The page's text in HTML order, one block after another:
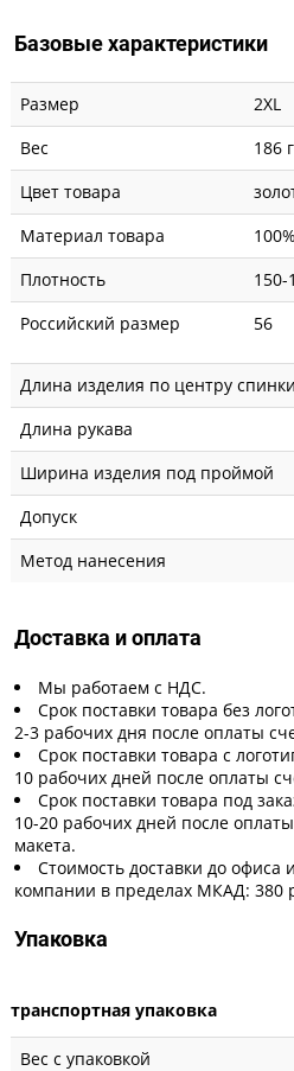
Базовые характеристики
Размер
2XL
Вес
186
Цвет товара
Материал товара
Плотность
150-
Российский размер
56
Длина изделия по центру спинки
Длина рукава
Ширина изделия под проймой
Допуск
Метод нанесения
Доставка и оплата
Мы работаем с НДС.
Срок поставки товара без
2-3 рабочих дня после оплаты
Срок поставки товара с
10 рабочих дней после оплаты
Срок поставки товара под
10-20 рабочих дней после
макета.
Стоимость доставки до офиса
компании в пределах МКАД: 380
Упаковка
транспортная упаковка
Вес с упаковкой